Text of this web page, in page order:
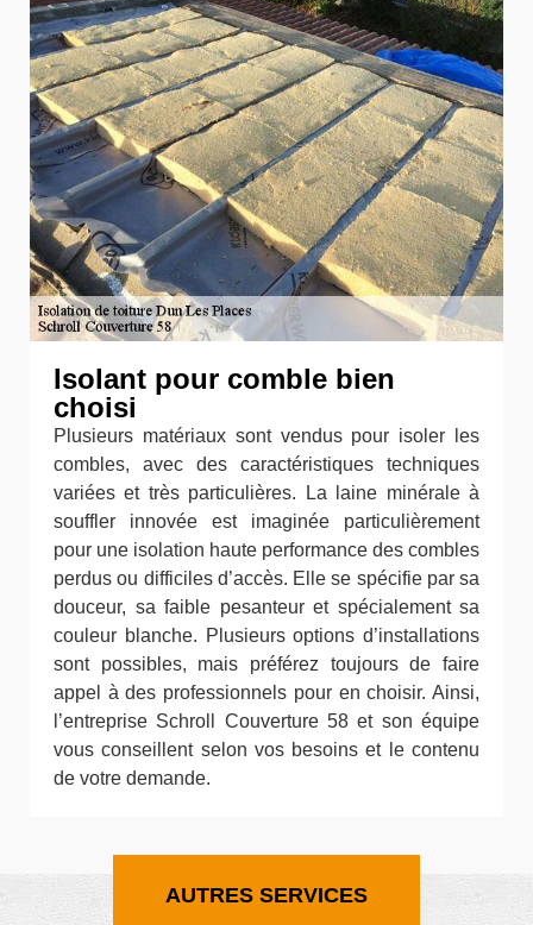
Isolant pour comble bien
choisi
Plusieurs matériaux sont vendus pour isoler les
combles, avec des caractéristiques techniques
variées et très particulières. La laine minérale à
souffler innovée est imaginée particulièrement
pour une isolation haute performance des combles
perdus ou difficiles d’accès. Elle se spécifie par sa
douceur, sa faible pesanteur et spécialement sa
couleur blanche. Plusieurs options d’installations
sont possibles, mais préférez toujours de faire
appel à des professionnels pour en choisir. Ainsi,
l’entreprise Schroll Couverture 58 et son équipe
vous conseillent selon vos besoins et le contenu
de votre demande.
AUTRES SERVICES